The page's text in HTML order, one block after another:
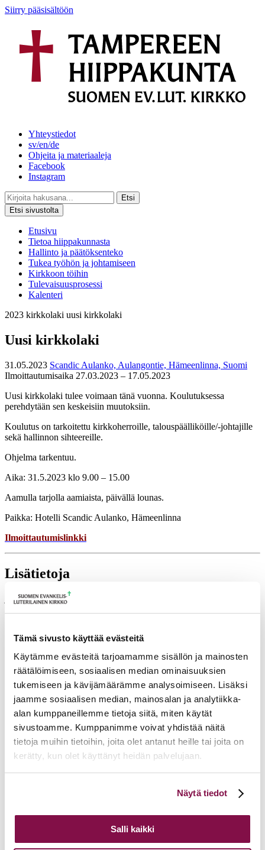
Tämä sivusto käyttää evästeitä
Käytämme evästeitä tarjoamamme sisällön ja mainosten
räätälöimiseen, sosiaalisen median ominaisuuksien
tukemiseen ja kävijämäärämme analysoimiseen. Lisäksi
jaamme sosiaalisen median, mainosalan ja analytiikka-
alan kumppaneillemme tietoja siitä, miten käytät
sivustoamme. Kumppanimme voivat yhdistää näitä
tietoja muihin tietoihin, joita olet antanut heille tai joita on
kerätty, kun olet käyttänyt heidän palvelujaan.
linkistä.
Näytä tiedot
Salli kaikki
Siirry pääsisältöön
Yhteystiedot
sv/en/de
Ohjeita ja materiaaleja
Facebook
Instagram
Etsi
Etsi sivustolta
Etusivu
Tietoa hiippakunnasta
Hallinto ja päätöksenteko
Tukea työhön ja johtamiseen
Kirkkoon töihin
Tulevaisuusprosessi
Kalenteri
2023 kirkkolaki uusi kirkkolaki
Uusi kirkkolaki
31.05.2023 Scandic Aulanko, Aulangontie, Hämeenlinna, Suomi
Ilmoittautumisaika 27.03.2023 – 17.05.2023
Uusi kirkkolaki tulee voimaan tänä vuonna. Koulutuksessa
perehdytään sen keskeisiin muutoksiin.
Koulutus on tarkoitettu kirkkoherroille, talouspäälliköille/-johtajille
sekä hallinnon sihteereille.
Ohjelma tarkentuu.
Aika: 31.5.2023 klo 9.00 – 15.00
Aamulla tarjolla aamiaista, päivällä lounas.
Paikka: Hotelli Scandic Aulanko, Hämeenlinna
Ilmoittautumislinkki
Lisätietoja
jorma.juutilainen@evl.fi
Ikkunoita kristilliseen spiritualiteettiin: Matkakumppanuuden päivä
runojen, taiteen ja luonnon äärellä
25.08.2026
Toimistoväen verkostotapaaminen 08.09.2026
Takaisin tapahtumiin